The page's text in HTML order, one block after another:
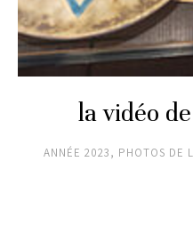
la vidéo
ANNÉE 2023, PHOTOS DE